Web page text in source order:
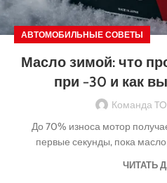
АВТОМОБИЛЬНЫЕ СОВЕТЫ
Масло зимой: что
при −30 и как
Команда
До 70% износа мотор
первые секунды, пока
ЧИТАТЬ